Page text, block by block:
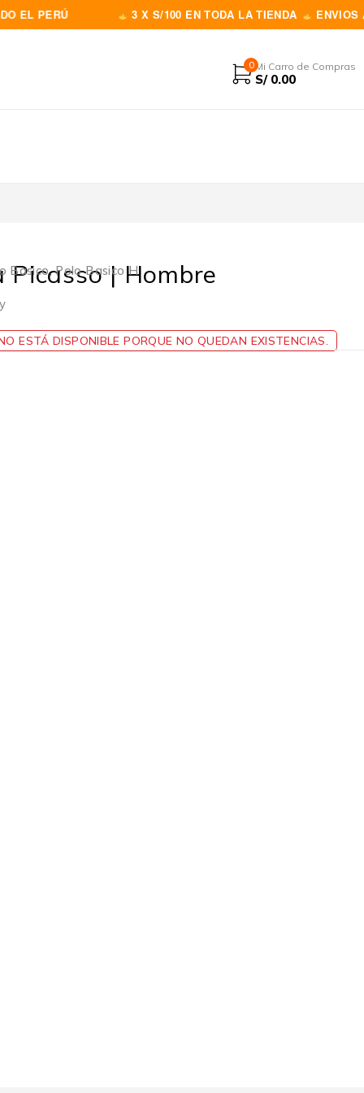
3 X S/100 EN TODA LA TIENDA ENVIOS A
0 Mi Carro de Compras
S/0.00
Basico,Polo Basico H
Picasso | Hombre
ESTÁ DISPONIBLE PORQUE NO QUEDAN EXISTENCIAS.